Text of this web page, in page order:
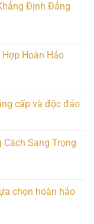
Định Đẳng
Hoàn Hảo
cấp và độc đáo
Sang Trọng
chọn hoàn hảo